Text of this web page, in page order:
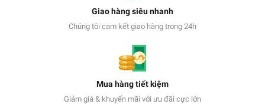
Giao hàng siêu nhanh
Chúng tôi cam kết giao hàng trong 24h
Mua hàng tiết kiệm
Giảm giá & khuyến mãi với ưu đãi cực lớn